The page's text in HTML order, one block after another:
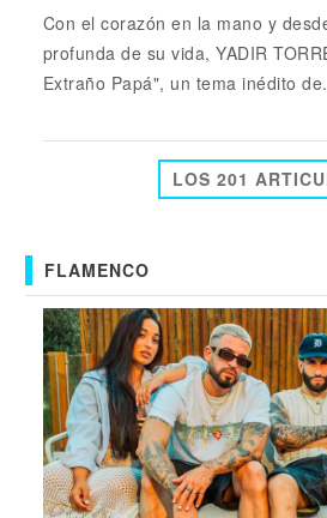
Con el corazón en la mano y
profunda de su vida, YADIR
Extraño Papá", un tema inédito
LOS 201
FLAMENCO